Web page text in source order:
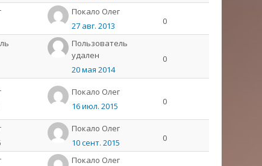
Пoкaлo Олeг
27 авг. 2013
0
Пользователь
удален
20 мая 2014
0
Пoкaлo Олeг
16 июл. 2015
0
Пoкaлo Олeг
10 сент. 2015
0
Покало Олег